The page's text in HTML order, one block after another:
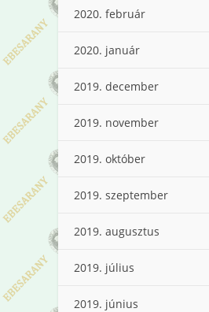
2020. február
2020. január
2019. december
2019. november
2019. október
2019. szeptember
2019. augusztus
2019. július
2019. június